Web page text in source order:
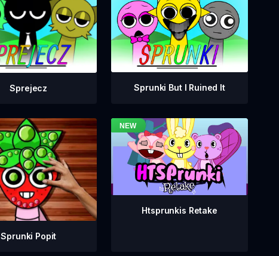
Sprejecz Sprunki But I Ruined It
Sprunki Popit
Htsprunkis Retake